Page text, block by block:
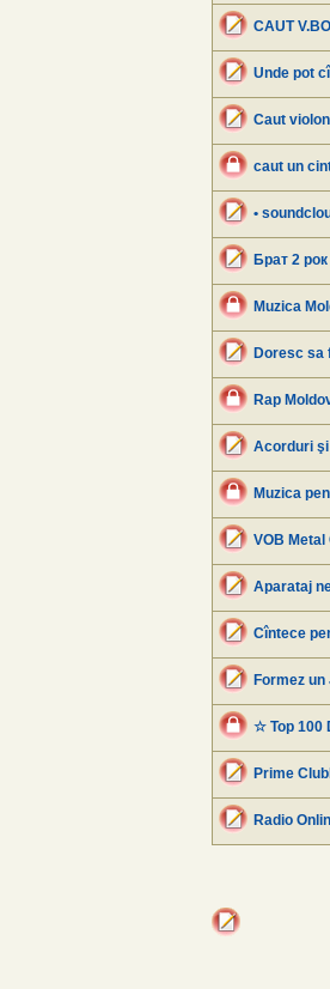
CAUT
Unde pot
Caut
caut un
•
Брат 2 рок
Muzica
Doresc sa
Rap
Acorduri
Muzica
VOB
Aparataj
Cîntece
Formez
☆ Top 100
Prime
Radio